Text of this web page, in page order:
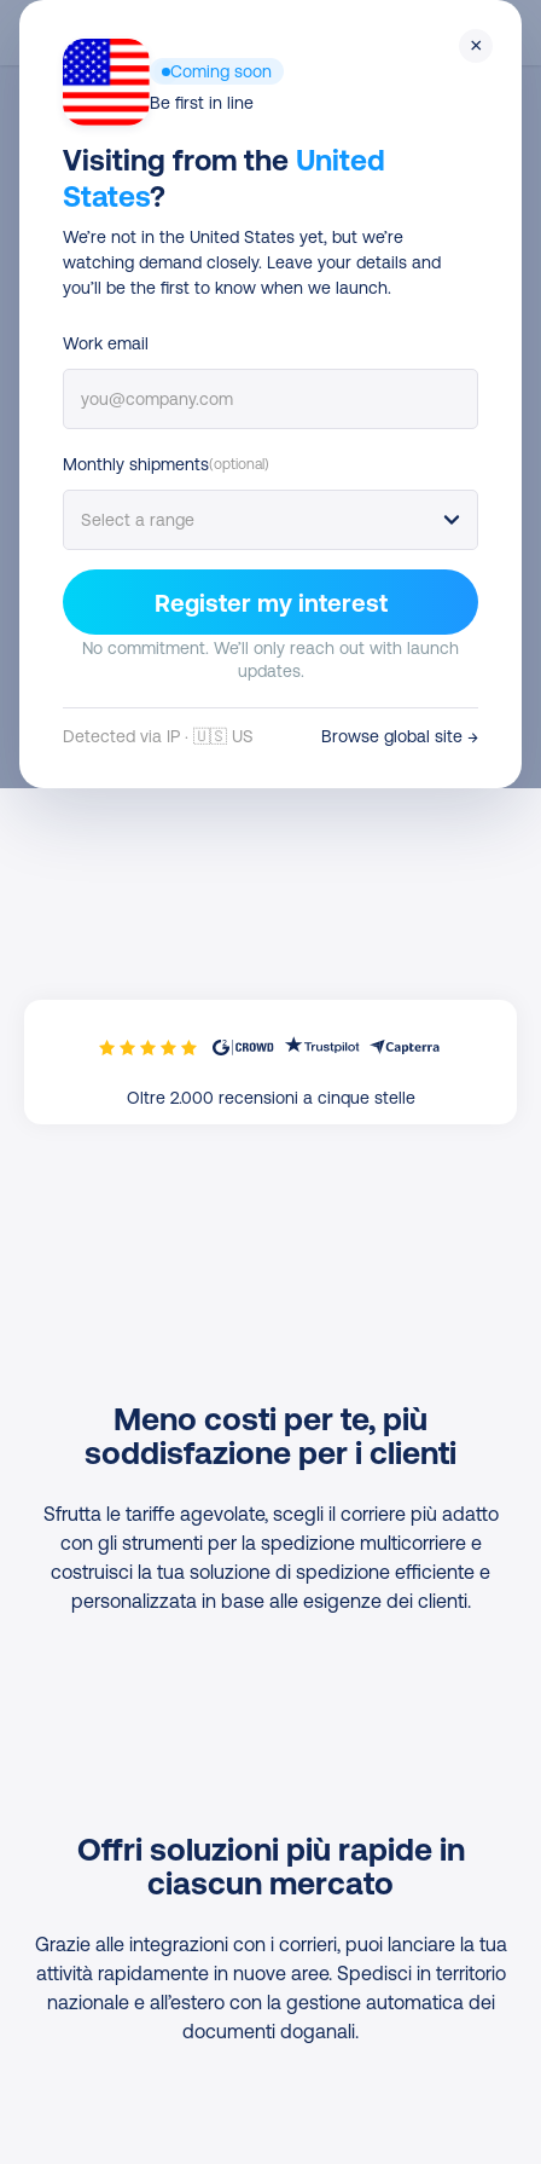
Skip
content
Più di 160 corrieri
Più di 10.000 punti di servizio
Piano gratuito disponibile
I metodi di
spedizioneche
vogliono i tuoi clienti
aggiungi flessibilità al checkout ed elimina il vincolo a un
Inizia subito
Oltre 2.000 recensioni a cinque stelle
Meno costi per te, più
soddisfazione per i clienti
Sfrutta le tariffe agevolate, scegli il corriere più adatto
con gli strumenti per la spedizione multicorriere e
costruisci la tua soluzione di spedizione efficiente e
personalizzata in base alle esigenze dei clienti.
Offri soluzioni più rapide in
ciascun mercato
Grazie alle integrazioni con i corrieri, puoi lanciare la tua
attività rapidamente in nuove aree. Spedisci in territorio
nazionale e all’estero con la gestione automatica dei
documenti doganali.
×
Coming soon
Be first in line
Visiting from the United
States?
We’re not in the United States yet, but we’re
watching demand closely. Leave your details and
you’ll be the first to know when we launch.
Work email
Monthly shipments(optional)
Register my interest
No commitment. We’ll only reach out with launch
updates.
Detected via IP · 🇺🇸 US Browse global site →